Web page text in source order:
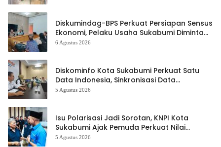
Diskumindag-BPS Perkuat Persiapan Sensus
Ekonomi, Pelaku Usaha Sukabumi Diminta
Terbuka Beri Data
6 Agustus 2026
Diskominfo Kota Sukabumi Perkuat Satu
Data Indonesia, Sinkronisasi Data
Kewilayahan Dikebut
5 Agustus 2026
Isu Polarisasi Jadi Sorotan, KNPI Kota
Sukabumi Ajak Pemuda Perkuat Nilai
Kebangsaan
5 Agustus 2026